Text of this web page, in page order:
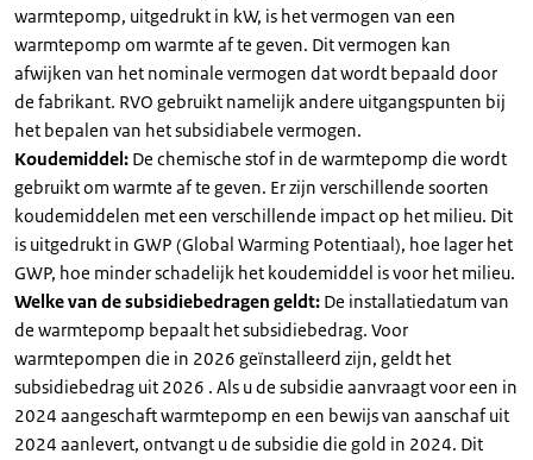
warmtepomp, uitgedrukt in kW, is het vermogen van een
warmtepomp om warmte af te geven. Dit vermogen kan
afwijken van het nominale vermogen dat wordt bepaald door
de fabrikant. RVO gebruikt namelijk andere uitgangspunten bij
het bepalen van het subsidiabele vermogen.
Koudemiddel: De chemische stof in de warmtepomp die wordt
gebruikt om warmte af te geven. Er zijn verschillende soorten
koudemiddelen met een verschillende impact op het milieu. Dit
is uitgedrukt in GWP (Global Warming Potentiaal), hoe lager het
GWP, hoe minder schadelijk het koudemiddel is voor het milieu.
Welke van de subsidiebedragen geldt: De installatiedatum van
de warmtepomp bepaalt het subsidiebedrag. Voor
warmtepompen die in 2026 geïnstalleerd zijn, geldt het
subsidiebedrag uit 2026 . Als u de subsidie aanvraagt voor een in
2024 aangeschaft warmtepomp en een bewijs van aanschaf uit
2024 aanlevert, ontvangt u de subsidie die gold in 2024. Dit